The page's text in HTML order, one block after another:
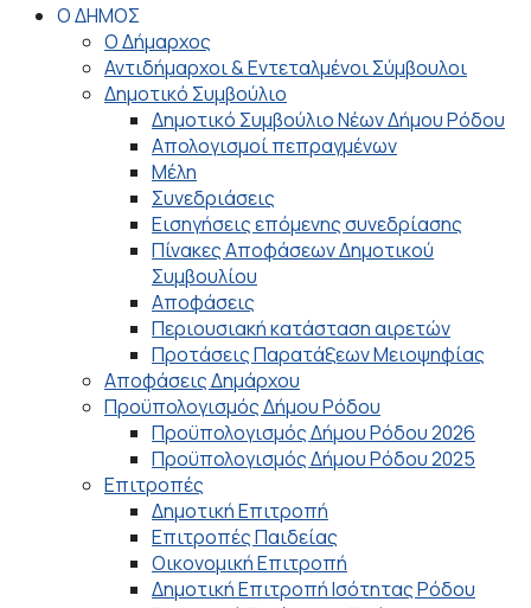
Ο ΔΗΜΟΣ
Ο Δήμαρχος
Αντιδήμαρχοι & Εντεταλμένοι Σύμβουλοι
Δημοτικό Συμβούλιο
Δημοτικό Συμβούλιο Νέων Δήμου Ρόδου
Απολογισμοί πεπραγμένων
Μέλη
Συνεδριάσεις
Εισηγήσεις επόμενης συνεδρίασης
Πίνακες Αποφάσεων Δημοτικού
Συμβουλίου
Αποφάσεις
Περιουσιακή κατάσταση αιρετών
Προτάσεις Παρατάξεων Μειοψηφίας
Αποφάσεις Δημάρχου
Προϋπολογισμός Δήμου Ρόδου
Προϋπολογισμός Δήμου Ρόδου 2026
Προϋπολογισμός Δήμου Ρόδου 2025
Επιτροπές
Δημοτική Επιτροπή
Επιτροπές Παιδείας
Οικονομική Επιτροπή
Δημοτική Επιτροπή Ισότητας Ρόδου